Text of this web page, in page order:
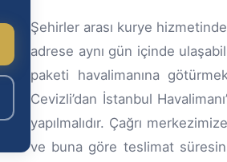
Şehirler arası kurye
adrese aynı gün içinde
paketi havalimanına
Cevizli’dan İstanbul
yapılmalıdır. Çağrı
ve buna göre teslimat